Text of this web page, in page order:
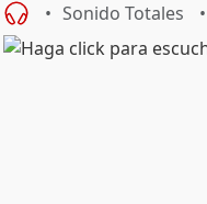
Sonido Totales